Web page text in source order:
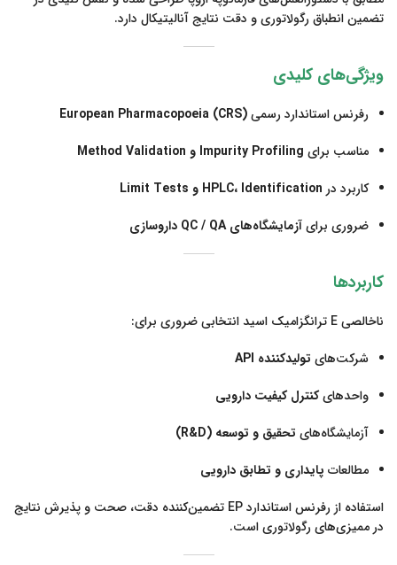
تضمین انطباق رگولاتوری و دقت نتایج آنالیتیکال دارد.
ویژگی‌های کلیدی
رفرنس استاندارد رسمیEuropean Pharmacopoeia (CRS)
مناسب برای Impurity Profiling و Method Validation
کاربرد در HPLC، Identification و Limit Tests
ضروری برایآزمایشگاه‌های QC / QA داروسازی
کاربردها
ناخالصی E ترانگزامیک اسید انتخابی ضروری برای:
شرکت‌های تولیدکننده API
واحدهایکنترل کیفیت دارویی
آزمایشگاه‌های تحقیق و توسعه (R&D)
مطالعات پایداری و تطابق دارویی
استفاده از رفرنس استاندارد EP تضمین‌کننده دقت، صحت و پذیرش نتایج
در ممیزی‌های رگولاتوری است.